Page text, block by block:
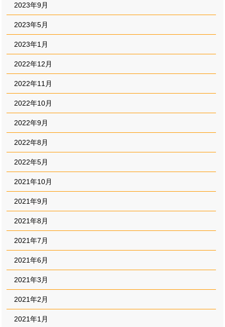
2023年9月
2023年5月
2023年1月
2022年12月
2022年11月
2022年10月
2022年9月
2022年8月
2022年5月
2021年10月
2021年9月
2021年8月
2021年7月
2021年6月
2021年3月
2021年2月
2021年1月